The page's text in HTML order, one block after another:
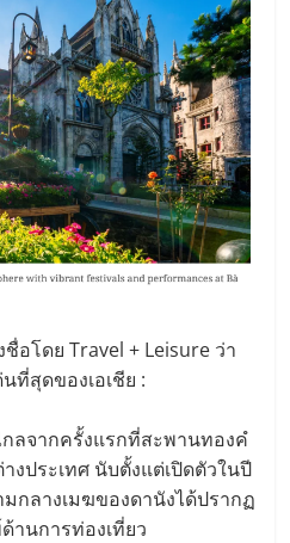
อโดย Travel + Leisure ว่า
ที่สุดของเอเชีย :
กลจากครั้งแรกที่สะพานทองคํ
งประเทศ นับตั้งแต่เปิดตัวในปี
กลางเมฆของดานังได้ปรากฏ
านการท่องเที่ยว